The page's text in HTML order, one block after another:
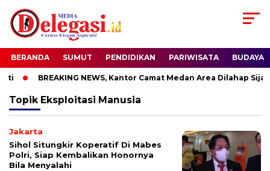
BERANDA SUMUT PENDIDIKAN PARIWISATA BUDAYA
BREAKING NEWS, Kantor Camat Medan Area Dilahap
Topik Eksploitasi Manusia
Jakarta
Sihol Situngkir Koperatif Di Mabes
Polri, Siap Kembalikan Honornya
Bila Menyalahi